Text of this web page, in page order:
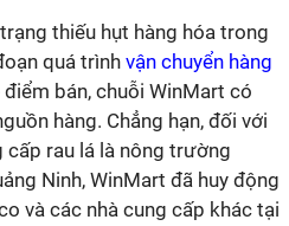
thiếu hụt hàng hóa trong
quá trình vận chuyển hàng
bán, chuỗi WinMart có
hàng. Chẳng hạn, đối với
cấp rau lá là nông trường
Ninh, WinMart đã huy động
và các nhà cung cấp khác tại